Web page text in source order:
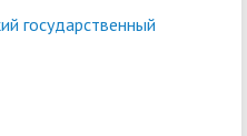
государственный